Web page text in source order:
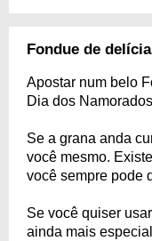
Fondue de
Apostar num belo
Dia dos
Se a grana anda
você mesmo.
você sempre pode
Se você quiser
ainda mais